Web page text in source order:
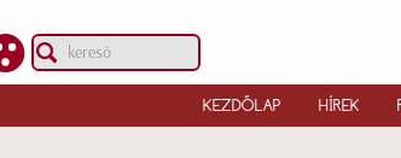
KEZDŐLAP HÍREK